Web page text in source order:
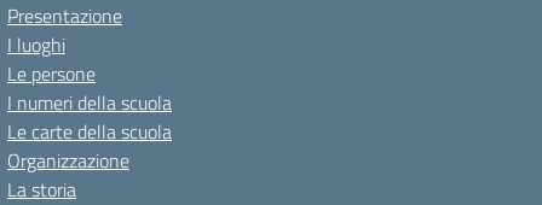
Presentazione
I luoghi
Le persone
I numeri della scuola
Le carte della scuola
Organizzazione
La storia